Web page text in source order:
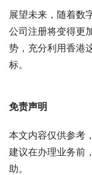
展望未来，随着数
公司注册将变得更
势，充分利用香港
标。
免责声明
本文内容仅供参考
建议在办理业务前
助。